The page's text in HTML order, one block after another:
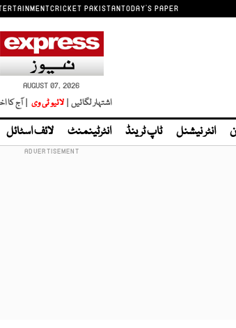
CRICKET PAKISTANTODAY'S PAPER
AUGUST 07, 2026
اشتہار لگائیں | لائیو ٹی وی | آج کا
انٹر نیشنل ٹاپ ٹرینڈ انٹرٹینمنٹ لائف اسٹائل